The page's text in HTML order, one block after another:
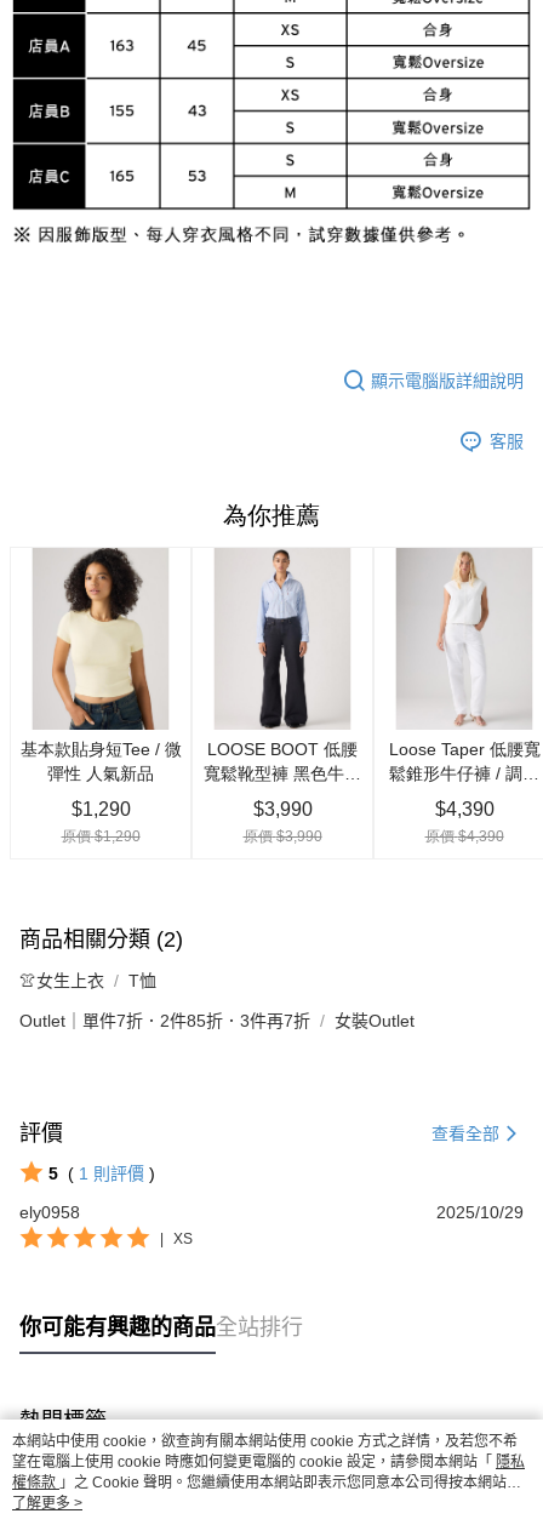
顯示電腦版詳細說明
客服
商品相關分類 (2)
👚女生上衣 T恤
Outlet｜單件7折．2件85折．3件再7折 女裝Outlet
評價 查看全部
5 ( 1 則評價 )
ely0958
2025/10/29
XS
你可能有興趣的商品全站排行
熱門標籤
本網站中使用 cookie，欲查詢有關本網站使用 cookie 方式之詳情，及若您不希
望在電腦上使用 cookie 時應如何變更電腦的 cookie 設定，請參閱本網站「 隱私
權條款 」之 Cookie 聲明。您繼續使用本網站即表示您同意本公司得按本網站使
用條款之 Cookie 聲明使用 cookie。
了解更多 >